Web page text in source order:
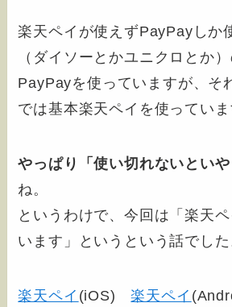
楽天ペイが使えずPayPayしか
（ダイソーとかユニクロとか
PayPayを使っていますが、そ
では基本楽天ペイを使っていま
やっぱり「使い切れないといや
ね。
というわけで、今回は「楽天
います」というという話でした
楽天ペイ (iOS)楽天ペイ